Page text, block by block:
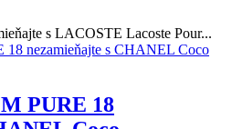
s LACOSTE Lacoste Pour...
PURE 18